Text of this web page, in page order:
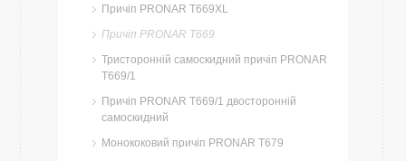
Причіп PRONAR T669XL
Причіп PRONAR T669
Тристоронній самоскидний причіп PRONAR
T669/1
Причіп PRONAR T669/1 двосторонній
самоскидний
Монококовий причіп PRONAR T679